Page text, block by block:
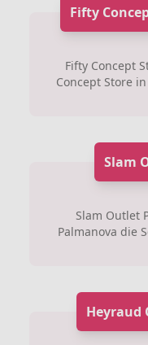
Fifty
Fifty Concept
Concept Store
Slam
Slam Outlet
Palmanova die
Heyraud